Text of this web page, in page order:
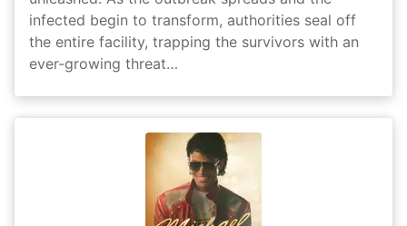
infected begin to transform, authorities seal off
the entire facility, trapping the survivors with an
ever-growing threat…